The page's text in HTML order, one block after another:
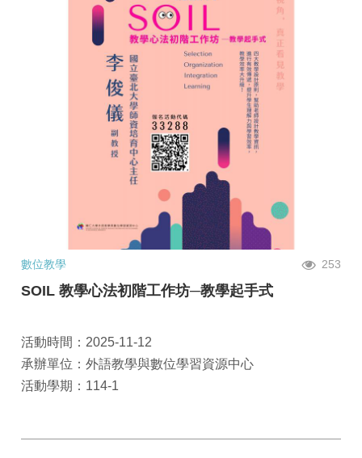
數位教學 253
SOIL 教學心法初階工作坊─教學起手式
活動時間：2025-11-12
承辦單位：外語教學與數位學習資源中心
活動學期：114-1